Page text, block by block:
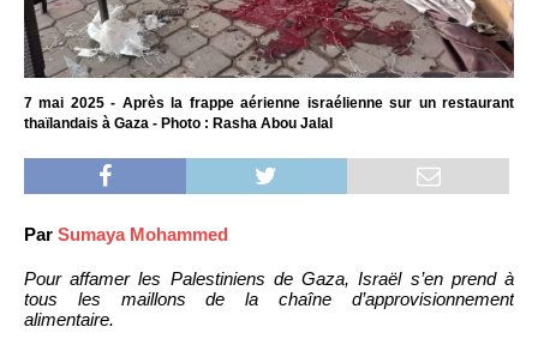
7 mai 2025 - Après la frappe aérienne israélienne sur un restaurant
thaïlandais à Gaza - Photo : Rasha Abou Jalal
Par Sumaya Mohammed
Pour affamer les Palestiniens de Gaza, Israël s’en prend à
tous les maillons de la chaîne d’approvisionnement
alimentaire.